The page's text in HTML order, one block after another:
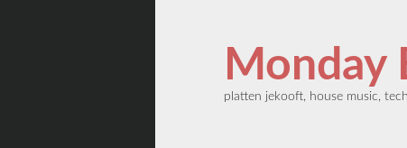
Monday
platten jekooft, house music,